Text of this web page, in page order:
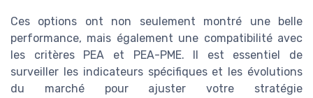
Ces options ont non seulement montré une belle
performance, mais également une compatibilité avec
les critères PEA et PEA-PME. Il est essentiel de
surveiller les indicateurs spécifiques et les évolutions
du marché pour ajuster votre stratégie